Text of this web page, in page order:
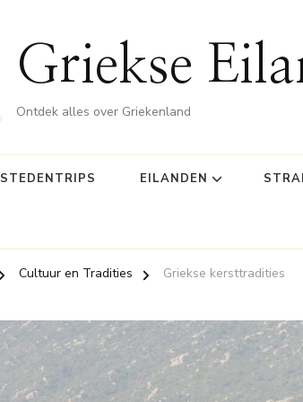
Griekse
Ontdek alles over Griekenland
STEDENTRIPS EILANDEN
Cultuur en Tradities Griekse kersttradities